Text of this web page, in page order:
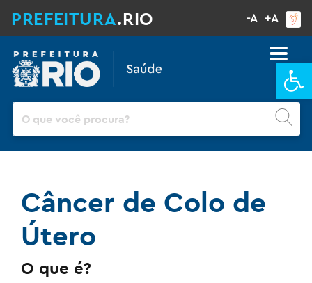
PREFEITURA.RIO -A +A
Câncer de Colo de
Útero
O que é?